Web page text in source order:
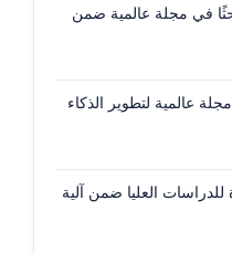
في مجلة عالمية ضمن
عالمية لتطوير الذكاء
العليا ضمن آلية